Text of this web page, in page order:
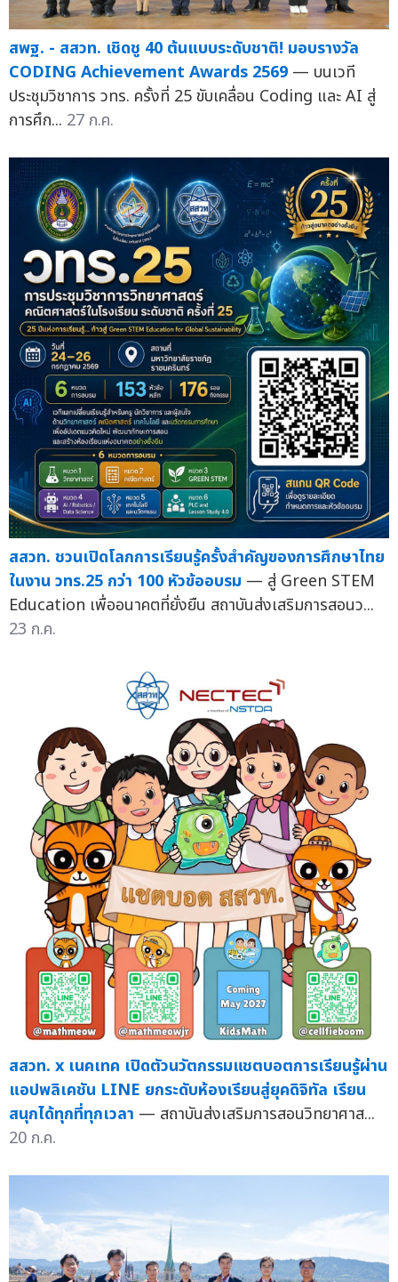
สพฐ. - สสวท. เชิดชู 40 ต้นแบบระดับชาติ! มอบรางวัล
CODING Achievement Awards 2569 — บนเวที
ประชุมวิชาการ วทร. ครั้งที่ 25 ขับเคลื่อน Coding และ AI สู่
การศึก... 27 ก.ค.
สสวท. ชวนเปิดโลกการเรียนรู้ครั้งสำคัญของการศึกษาไทย
ในงาน วทร.25 กว่า 100 หัวข้ออบรม — สู่ Green STEM
Education เพื่ออนาคตที่ยั่งยืน สถาบันส่งเสริมการสอนว...
23 ก.ค.
สสวท. x เนคเทค เปิดตัวนวัตกรรมแชตบอตการเรียนรู้ผ่าน
แอปพลิเคชัน LINE ยกระดับห้องเรียนสู่ยุคดิจิทัล เรียน
สนุกได้ทุกที่ทุกเวลา — สถาบันส่งเสริมการสอนวิทยาศาส...
20 ก.ค.